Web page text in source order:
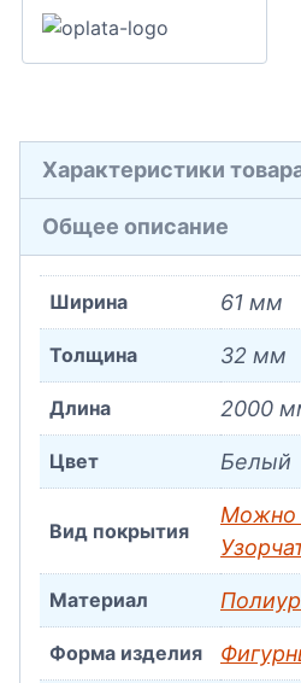
Характеристики
Общее описание
Ширина 61 мм
Толщина 32 мм
Длина 2000
Цвет Белый
Вид покрытия
Можно
Материал
Форма изделия